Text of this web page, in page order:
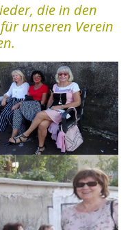
die in den
unseren Verein